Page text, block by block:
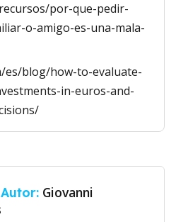
por-que-pedir-
o-amigo-es-una-mala-
es/blog/how-to-evaluate-
in-euros-and-
Giovanni